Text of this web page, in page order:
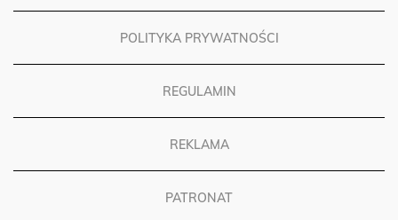
POLITYKA PRYWATNOŚCI
REGULAMIN
REKLAMA
PATRONAT